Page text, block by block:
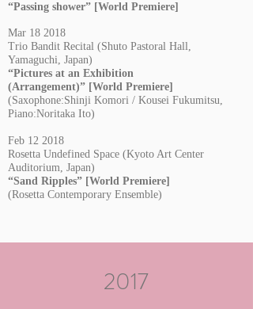
“Passing shower” [World Premiere]
Mar 18 2018
Trio Bandit Recital (Shuto Pastoral Hall,
Yamaguchi, Japan)
“Pictures at an Exhibition
(Arrangement)” [World Premiere]
(Saxophone:Shinji Komori / Kousei Fukumitsu,
Piano:Noritaka Ito)
Feb 12 2018
Rosetta Undefined Space (Kyoto Art Center
Auditorium, Japan)
“Sand Ripples” [World Premiere]
(Rosetta Contemporary Ensemble)
2017